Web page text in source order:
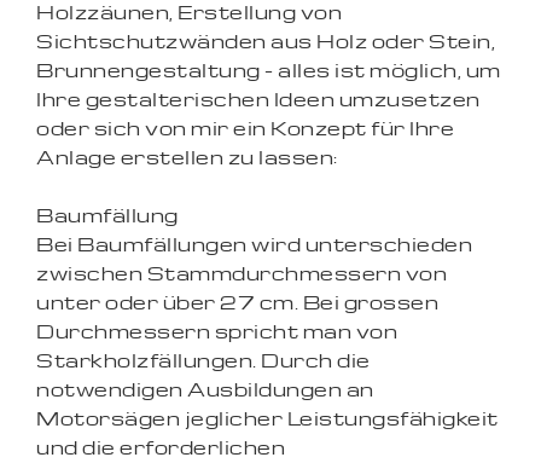
Holzzäunen, Erstellung von
Sichtschutzwänden aus Holz oder Stein,
Brunnengestaltung - alles ist möglich, um
Ihre gestalterischen Ideen umzusetzen
oder sich von mir ein Konzept für Ihre
Anlage erstellen zu lassen:
Baumfällung
Bei Baumfällungen wird unterschieden
zwischen Stammdurchmessern von
unter oder über 27 cm. Bei grossen
Durchmessern spricht man von
Starkholzfällungen. Durch die
notwendigen Ausbildungen an
Motorsägen jeglicher Leistungsfähigkeit
und die erforderlichen